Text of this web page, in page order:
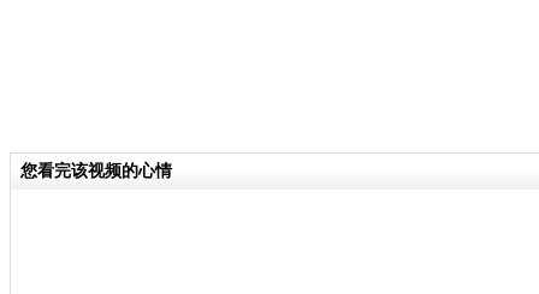
您看完该视频的心情